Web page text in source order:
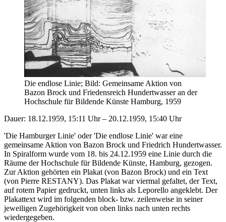
Die endlose Linie; Bild: Gemeinsame Aktion von
Bazon Brock und Friedensreich Hundertwasser an der
Hochschule für Bildende Künste Hamburg, 1959
Dauer: 18.12.1959, 15:11 Uhr – 20.12.1959, 15:40 Uhr
'Die Hamburger Linie' oder 'Die endlose Linie' war eine
gemeinsame Aktion von Bazon Brock und Friedrich Hundertwasser.
In Spiralform wurde vom 18. bis 24.12.1959 eine Linie durch die
Räume der Hochschule für Bildende Künste, Hamburg, gezogen.
Zur Aktion gehörten ein Plakat (von Bazon Brock) und ein Text
(von Pierre RESTANY). Das Plakat war viermal gefaltet, der Text,
auf rotem Papier gedruckt, unten links als Leporello angeklebt. Der
Plakattext wird im folgenden block- bzw. zeilenweise in seiner
jeweiligen Zugehörigkeit von oben links nach unten rechts
wiedergegeben.